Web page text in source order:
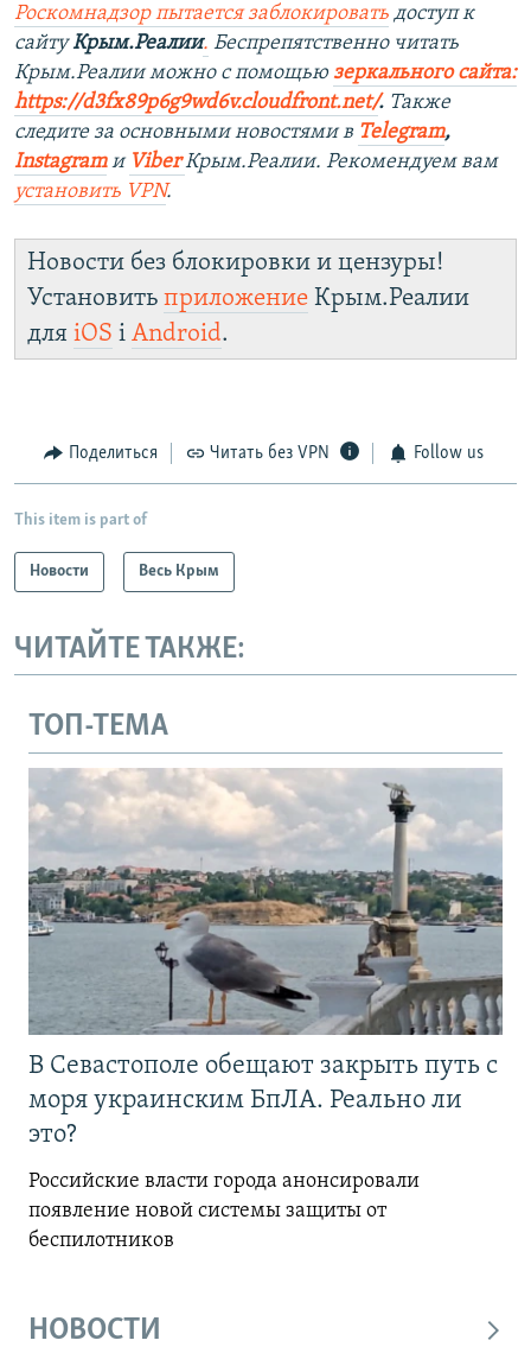
Роскомнадзор пытается заблокировать доступ к
сайтуКрым.Реалии. Беспрепятственно читать
Крым.Реалии можно с помощью зеркального сайта:
https://d3fx89p6g9wd6v.cloudfront.net/. ​ Также
следите за основными новостями в Telegram,
Instagram и ViberКрым.Реалии. Рекомендуем вам
установить VPN.
Новости без блокировки и цензуры!
Установить приложение Крым.Реалии
для iOS і Android.
Поделиться Читать без VPN Follow us
This item is part of
Новости Весь Крым
ЧИТАЙТЕ ТАКЖЕ:
ТОП-ТЕМА
В Севастополе обещают закрыть путь с
моря украинским БпЛА. Реально ли
это?
Российские власти города анонсировали
появление новой системы защиты от
беспилотников
НОВОСТИ